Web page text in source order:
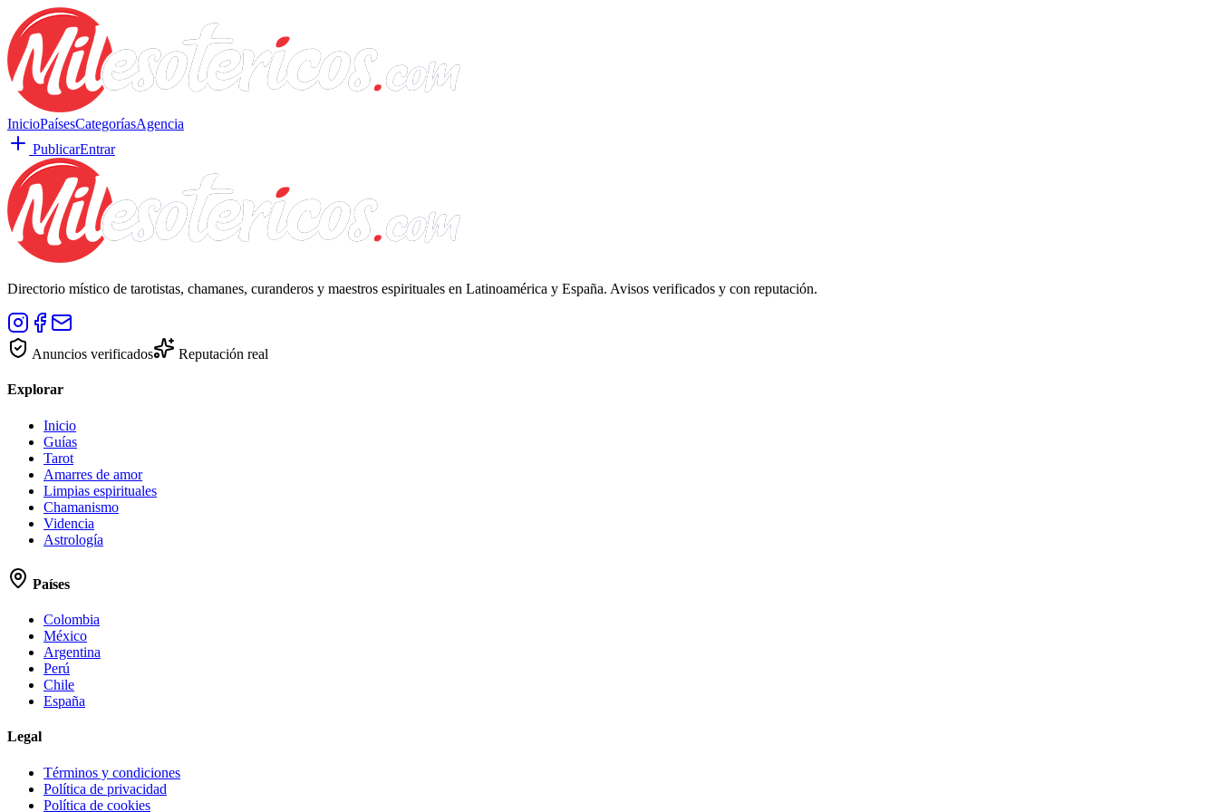
InicioPaísesCategoríasAgencia
PublicarEntrar
Directorio místico de tarotistas, chamanes, curanderos y maestros espirituales en Latinoamérica y España. Avisos verificados y con reputación.
Anuncios verificados Reputación real
Explorar
Inicio
Guías
Tarot
Amarres de amor
Limpias espirituales
Chamanismo
Videncia
Astrología
Países
Colombia
México
Argentina
Perú
Chile
España
Legal
Términos y condiciones
Política de privacidad
Política de cookies